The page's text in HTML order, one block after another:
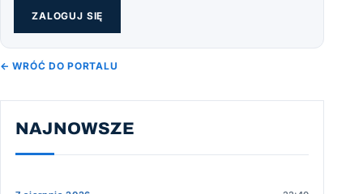
ZALOGUJ SIĘ
← WRÓĆ DO PORTALU
NAJNOWSZE